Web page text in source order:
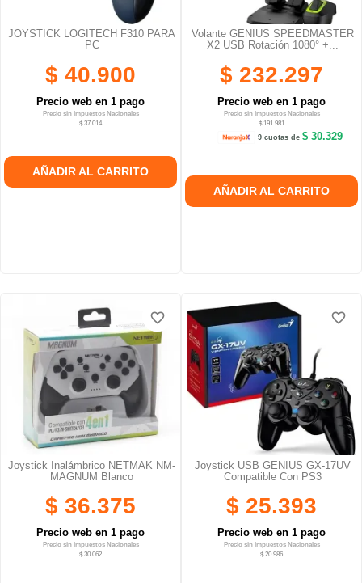
JOYSTICK LOGITECH F310 PARA
PC
$ 40.900
Precio web en 1 pago
Precio sin Impuestos Nacionales
$ 37.014
AÑADIR AL CARRITO
Volante GENIUS SPEEDMASTER
X2 USB Rotación 1080° +...
$ 232.297
Precio web en 1 pago
Precio sin Impuestos Nacionales
$ 191.981
9 cuotas de$ 30.329
AÑADIR AL CARRITO
Joystick Inalámbrico NETMAK NM-
MAGNUM Blanco
$ 36.375
Precio web en 1 pago
Precio sin Impuestos Nacionales
$ 30.062
favorite_border
favorite_border
Joystick USB GENIUS GX-17UV
Compatible Con PS3
$ 25.393
Precio web en 1 pago
Precio sin Impuestos Nacionales
$ 20.986
favorite_border
favorite_border